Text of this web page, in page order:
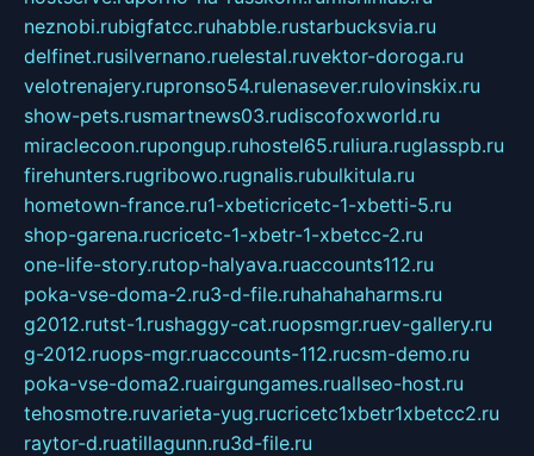
neznobi.rubigfatcc.ruhabble.rustarbucksvia.ru
delfinet.rusilvernano.ruelestal.ruvektor-doroga.ru
velotrenajery.rupronso54.rulenasever.rulovinskix.ru
show-pets.rusmartnews03.rudiscofoxworld.ru
miraclecoon.rupongup.ruhostel65.ruliura.ruglasspb.ru
firehunters.rugribowo.rugnalis.rubulkitula.ru
hometown-france.ru1-xbeticricetc-1-xbetti-5.ru
shop-garena.rucricetc-1-xbetr-1-xbetcc-2.ru
one-life-story.rutop-halyava.ruaccounts112.ru
poka-vse-doma-2.ru3-d-file.ruhahahaharms.ru
g2012.rutst-1.rushaggy-cat.ruopsmgr.ruev-gallery.ru
g-2012.ruops-mgr.ruaccounts-112.rucsm-demo.ru
poka-vse-doma2.ruairgungames.ruallseo-host.ru
tehosmotre.ruvarieta-yug.rucricetc1xbetr1xbetcc2.ru
raytor-d.ruatillagunn.ru3d-file.ru